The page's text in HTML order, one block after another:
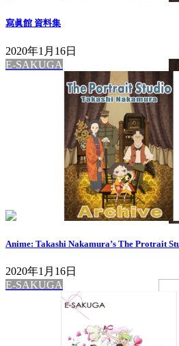
寫眞館 資料集
2020年1月16日
E-SAKUGA
Anime: Takashi Nakamura’s The Protrait
2020年1月16日
E-SAKUGA